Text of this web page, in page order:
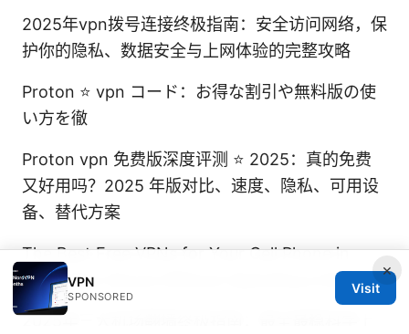
2025年vpn拨号连接终极指南：安全访问网络，保
护你的隐私、数据安全与上网体验的完整攻略
Proton ⭐ vpn コード：お得な割引や無料版の使
い方を徹
Proton vpn 免费版深度评测 ⭐ 2025：真的免费
又好用吗？2025 年版对比、速度、隐私、可用设
备、替代方案
The Best Free VPNs for Your Cell Phone in
2026 Stay Secure Without Spending a Dime
2025年三大机场翻墙终极指南：最全最稳科学上
×
VPN
SPONSORED
Visit